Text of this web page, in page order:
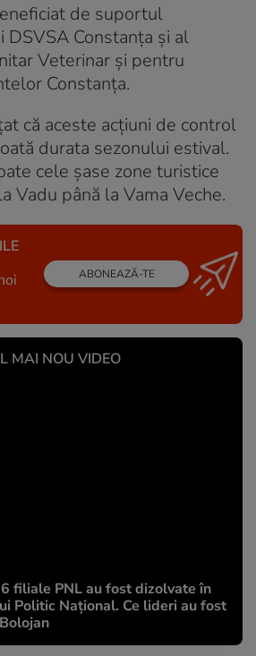
de suportul
Constanța și al
Veterinar și pentru
Constanța.
că aceste acțiuni de control
durata sezonului estival.
cele șase zone turistice
Vadu până la Vama Veche.
ABONEAZĂ-TE
MAI NOU VIDEO
filiale PNL au fost dizolvate în
Politic Național. Ce lideri au fost